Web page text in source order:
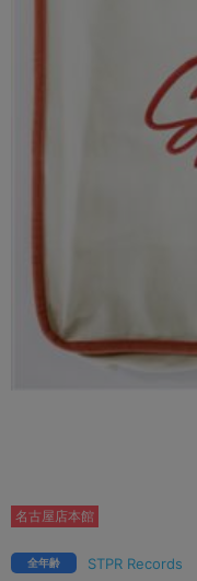
STPR Records
全年齢
名古屋店本館